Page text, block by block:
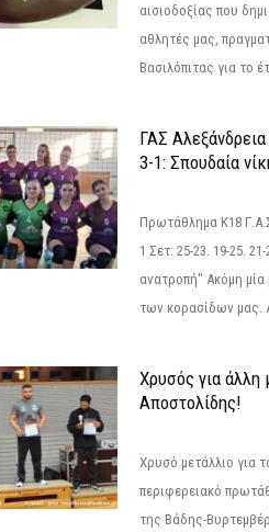
αισιοδοξίας που
αθλητές μας,
Βασιλόπιτας για το
ΓΑΣ
3-1: Σπουδαία
Πρωτάθλημα Κ18
1 Σετ: 25-23. 19-25.
ανατροπή" Ακόμη μία
των κορασίδων μας.
Χρυσός για άλλη
Αποστολίδης!
Χρυσό μετάλλιο για
περιφερειακό
της Βάδης-